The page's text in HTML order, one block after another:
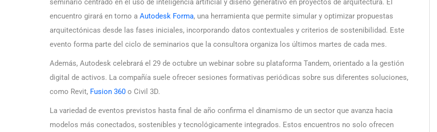
seminario centrado en el uso de inteligencia artificial y diseño generativo en proyectos de arquitectura. El
encuentro girará en torno a Autodesk Forma, una herramienta que permite simular y optimizar propuestas
arquitectónicas desde las fases iniciales, incorporando datos contextuales y criterios de sostenibilidad. Este
evento forma parte del ciclo de seminarios que la consultora organiza los últimos martes de cada mes.
Además, Autodesk celebrará el 29 de octubre un webinar sobre su plataforma Tandem, orientado a la gestión
digital de activos. La compañía suele ofrecer sesiones formativas periódicas sobre sus diferentes soluciones,
como Revit, Fusion 360 o Civil 3D.
La variedad de eventos previstos hasta final de año confirma el dinamismo de un sector que avanza hacia
modelos más conectados, sostenibles y tecnológicamente integrados. Estos encuentros no solo ofrecen